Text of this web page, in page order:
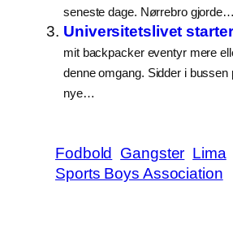
seneste dage. Nørrebro gjorde…
Universitetslivet
mit backpacker eventyr mere
denne omgang. Sidder i bussen
nye…
Fodbold Gangster Lima
Sports Boys Association